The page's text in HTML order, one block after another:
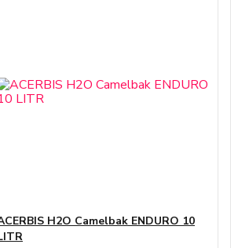
H2O Camelbak ENDURO 10